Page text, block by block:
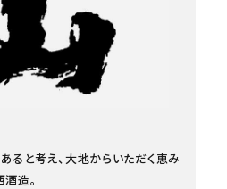
ると考え、大地からいただく恵み
造。